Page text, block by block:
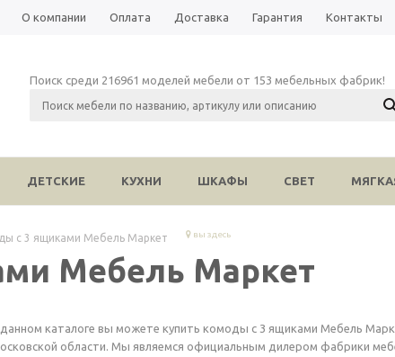
О компании Оплата Доставка Гарантия Контакты
Поиск среди 216961 моделей мебели от 153 мебельных фабрик!
ДЕТСКИЕ КУХНИ ШКАФЫ СВЕТ
с 3 ящиками Мебель Маркет вы здесь
Мебель Маркет
каталоге вы можете купить комоды с 3 ящиками Мебель
области. Мы являемся официальным дилером фабрики